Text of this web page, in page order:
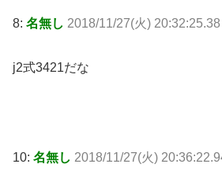
8: 名無し 2018/11/27(火)
j2式3421だな
10: 名無し 2018/11/27(火)